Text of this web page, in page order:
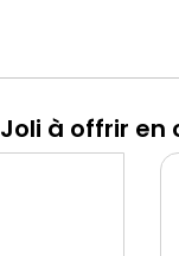
Joli à offrir en